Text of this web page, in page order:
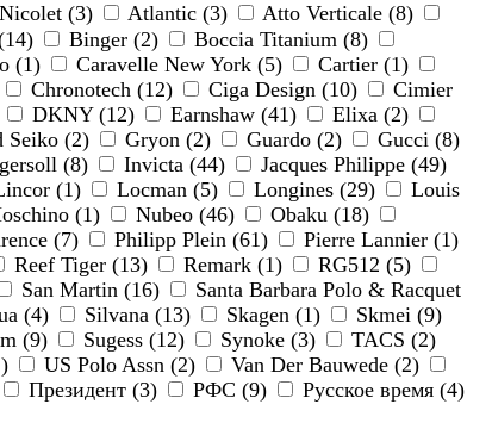
(3) Atlantic (3)
Atto Verticale (8)
Binger (2)
Boccia Titanium (8)
(1) Caravelle New York (5)
Cartier (1)
Chronotech (12) Ciga Design (10)
Cimier
DKNY (12) Earnshaw (41)
Elixa (2)
Seiko (2) Gryon (2) Guardo (2)
Gucci (8)
(8) Invicta (44)
Jacques Philippe (49)
(1) Locman (5) Longines (29)
Louis
(1) Nubeo (46)
Obaku (18)
(7) Philipp Plein (61)
Pierre Lannier (1)
Reef Tiger (13) Remark (1)
RG512 (5)
San Martin (16)
Santa Barbara Polo & Racquet
(4) Silvana (13) Skagen (1)
Skmei (9)
(9) Sugess (12) Synoke (3)
TACS (2)
US Polo Assn (2)
Van Der Bauwede (2)
Президент (3) РФС (9)
Русское время (4)